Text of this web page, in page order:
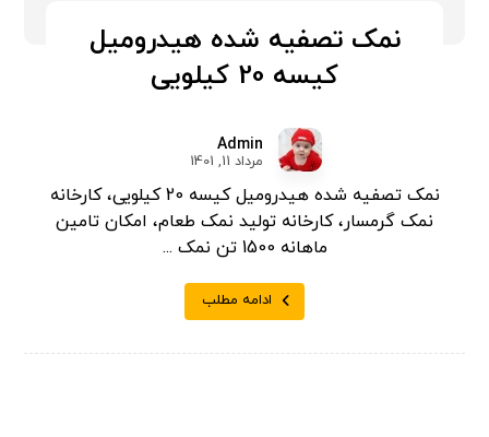
نمک تصفیه شده هیدرومیل
کیسه 20 کیلویی
Admin
مرداد 11, 1401
نمک تصفیه شده هیدرومیل کیسه 20 کیلویی، کارخانه
نمک گرمسار، کارخانه تولید نمک طعام، امکان تامین
ماهانه 1500 تن نمک ...
ادامه مطلب